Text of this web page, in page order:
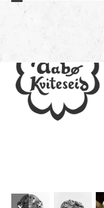
Skip
Open
menu
Close
menu
previous
next